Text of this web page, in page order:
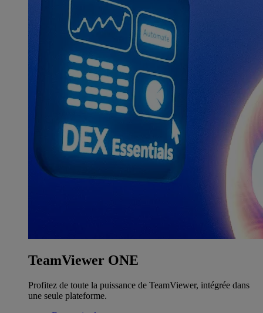
TeamViewer ONE
Profitez de toute la puissance de TeamViewer, intégrée dans
une seule plateforme.